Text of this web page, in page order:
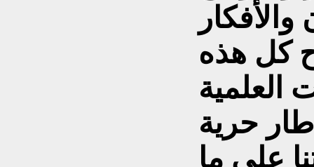
كل هذه
العلمية
حرية
على ما